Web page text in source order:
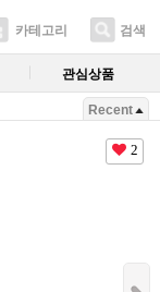
카테고리 검색
관심상품
Recent
2